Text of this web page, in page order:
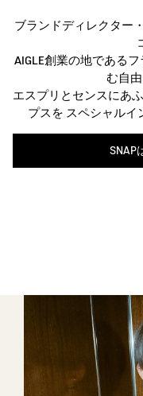
ブランドディレクター
AIGLE創業の地である
む自
エスプリとセンスにあ
プスを スペシャルイ
SNAP